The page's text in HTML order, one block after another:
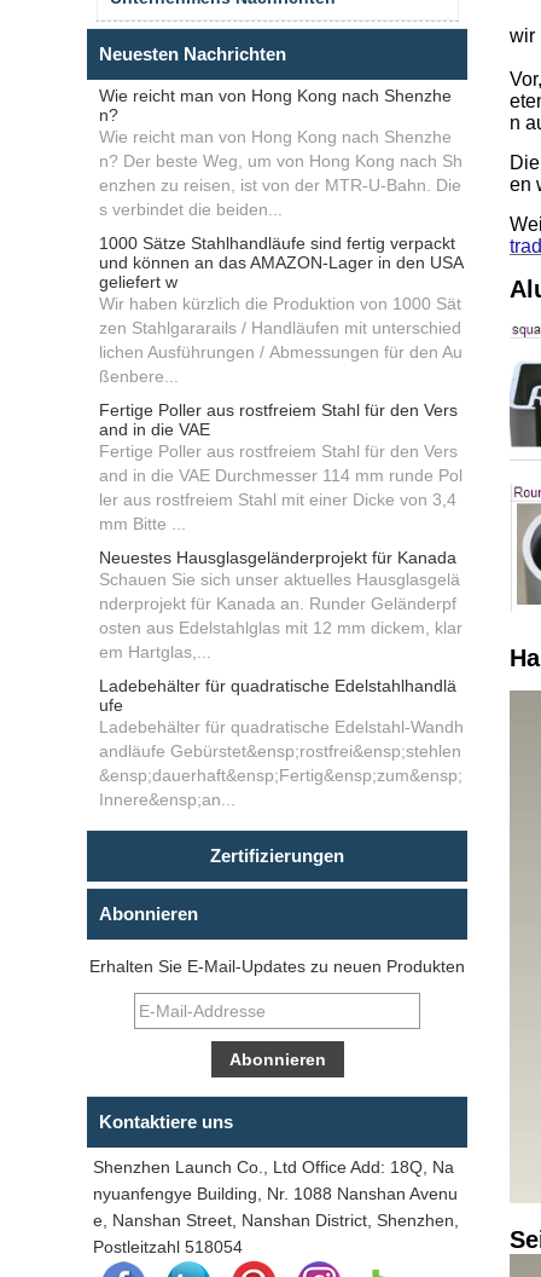
Neuesten Nachrichten
Wie reicht man von Hong Kong nach Shenzhe
n?
Wie reicht man von Hong Kong nach Shenzhe
n? Der beste Weg, um von Hong Kong nach Sh
enzhen zu reisen, ist von der MTR-U-Bahn. Die
s verbindet die beiden...
1000 Sätze Stahlhandläufe sind fertig verpackt
und können an das AMAZON-Lager in den USA
geliefert w
Wir haben kürzlich die Produktion von 1000 Sät
zen Stahlgararails / Handläufen mit unterschied
lichen Ausführungen / Abmessungen für den Au
ßenbere...
Fertige Poller aus rostfreiem Stahl für den Vers
and in die VAE
Fertige Poller aus rostfreiem Stahl für den Vers
and in die VAE Durchmesser 114 mm runde Pol
ler aus rostfreiem Stahl mit einer Dicke von 3,4
mm Bitte ...
Neuestes Hausglasgeländerprojekt für Kanada
Schauen Sie sich unser aktuelles Hausglasgelä
nderprojekt für Kanada an. Runder Geländerpf
osten aus Edelstahlglas mit 12 mm dickem, klar
em Hartglas,...
Ladebehälter für quadratische Edelstahlhandlä
ufe
Ladebehälter für quadratische Edelstahl-Wandh
andläufe Gebürstet&ensp;rostfrei&ensp;stehlen
&ensp;dauerhaft&ensp;Fertig&ensp;zum&ensp;
Innere&ensp;an...
Zertifizierungen
Abonnieren
Erhalten Sie E-Mail-Updates zu neuen Produkten
Kontaktiere uns
Shenzhen Launch Co., Ltd Office Add: 18Q, Na
nyuanfengye Building, Nr. 1088 Nanshan Avenu
e, Nanshan Street, Nanshan District, Shenzhen,
Postleitzahl 518054
wir
n
en